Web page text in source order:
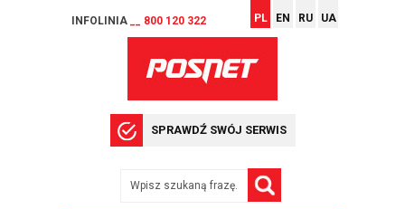
INFOLINIA __ 800 120 322 PL EN RU UA
SPRAWDŹ SWÓJ SERWIS